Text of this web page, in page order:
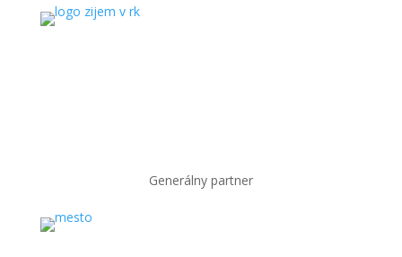
Generálny partner